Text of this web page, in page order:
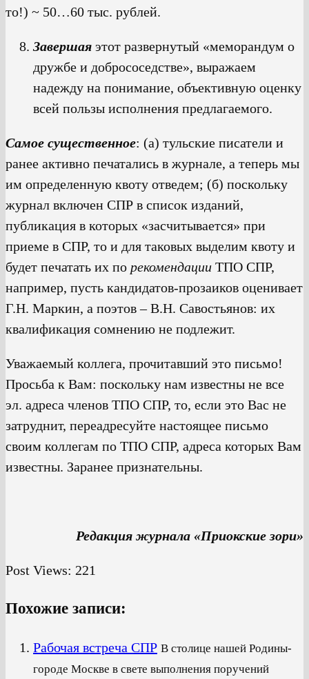
то!) ~ 50…60 тыс. рублей.
Завершая этот развернутый «меморандум о
дружбе и добрососедстве», выражаем
надежду на понимание, объективную оценку
всей пользы исполнения предлагаемого.
Самое существенное: (а) тульские писатели и
ранее активно печатались в журнале, а теперь мы
им определенную квоту отведем; (б) поскольку
журнал включен СПР в список изданий,
публикация в которых «засчитывается» при
приеме в СПР, то и для таковых выделим квоту и
будет печатать их по рекомендации ТПО СПР,
например, пусть кандидатов-прозаиков оценивает
Г.Н. Маркин, а поэтов – В.Н. Савостьянов: их
квалификация сомнению не подлежит.
Уважаемый коллега, прочитавший это письмо!
Просьба к Вам: поскольку нам известны не все
эл. адреса членов ТПО СПР, то, если это Вас не
затруднит, переадресуйте настоящее письмо
своим коллегам по ТПО СПР, адреса которых Вам
известны. Заранее признательны.
Редакция журнала «Приокские зори»
Post Views: 221
Похожие записи:
Рабочая встреча СПР В столице нашей Родины-
городе Москве в свете выполнения поручений